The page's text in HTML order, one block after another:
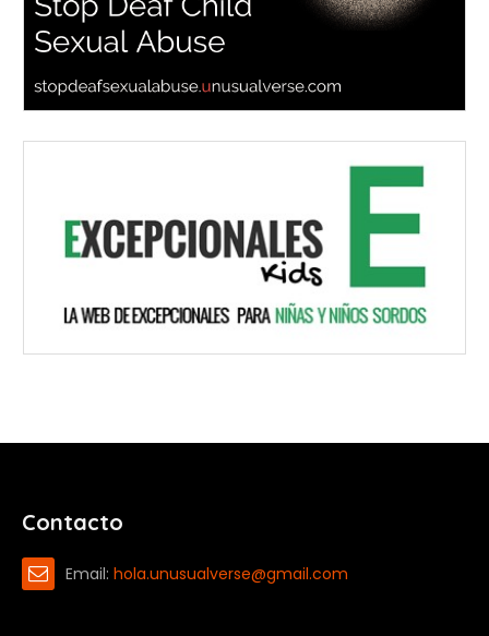
Contacto
Email: hola.unusualverse@gmail.com